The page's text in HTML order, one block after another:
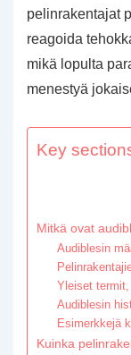
pelinrakentajat
reagoida
mikä lopulta
menestyä
Key
Mitkä ovat
Audiblesin
Yleiset
Audiblesin
Esimerkkejä
Kuinka